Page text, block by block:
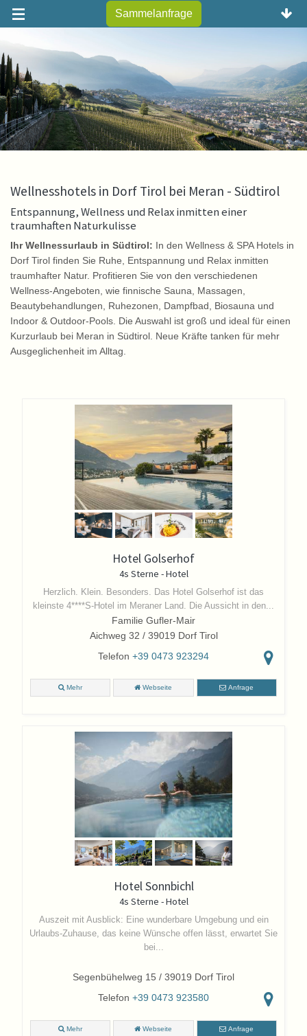
Sammelanfrage
Wellnesshotels in Dorf Tirol bei Meran - Südtirol
Entspannung, Wellness und Relax inmitten einer
traumhaften Naturkulisse
Ihr Wellnessurlaub in Südtirol: In den Wellness & SPA Hotels in
Dorf Tirol finden Sie Ruhe, Entspannung und Relax inmitten
traumhafter Natur. Profitieren Sie von den verschiedenen
Wellness-Angeboten, wie finnische Sauna, Massagen,
Beautybehandlungen, Ruhezonen, Dampfbad, Biosauna und
Indoor & Outdoor-Pools. Die Auswahl ist groß und ideal für einen
Kurzurlaub bei Meran in Südtirol. Neue Kräfte tanken für mehr
Ausgeglichenheit im Alltag.
Hotel Golserhof
4s Sterne - Hotel
Herzlich. Klein. Besonders. Das Hotel Golserhof ist das
kleinste 4****S-Hotel im Meraner Land. Die Aussicht in den...
Familie Gufler-Mair
Aichweg 32 / 39019 Dorf Tirol
Telefon +39 0473 923294
Mehr Webseite Anfrage
Hotel Sonnbichl
4s Sterne - Hotel
Auszeit mit Ausblick: Eine wunderbare Umgebung und ein
Urlaubs-Zuhause, das keine Wünsche offen lässt, erwartet Sie
bei...
Segenbühelweg 15 / 39019 Dorf Tirol
Telefon +39 0473 923580
Mehr Webseite Anfrage